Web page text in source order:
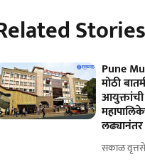
Stories
Pune
मोठी
सकाळ